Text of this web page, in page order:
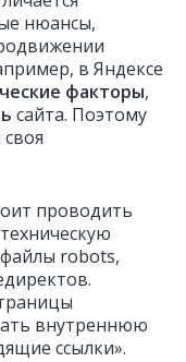
нюансы,
в Яндексе
факторы,
сайта. Поэтому
проводить
robots,
внутреннюю
ссылки».